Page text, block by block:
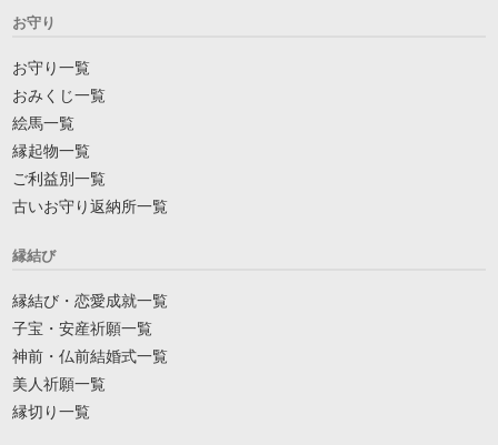
お守り
お守り一覧
おみくじ一覧
絵馬一覧
縁起物一覧
ご利益別一覧
古いお守り返納所一覧
縁結び
縁結び・恋愛成就一覧
子宝・安産祈願一覧
神前・仏前結婚式一覧
美人祈願一覧
縁切り一覧